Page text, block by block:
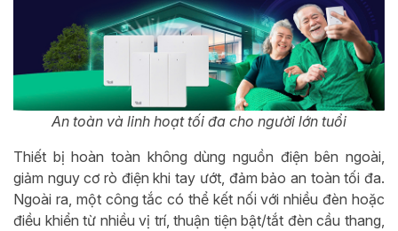
An toàn và linh hoạt tối đa cho người lớn tuổi
Thiết bị hoàn toàn không dùng nguồn điện bên ngoài,
giảm nguy cơ rò điện khi tay ướt, đảm bảo an toàn tối đa.
Ngoài ra, một công tắc có thể kết nối với nhiều đèn hoặc
điều khiển từ nhiều vị trí, thuận tiện bật/tắt đèn cầu thang,